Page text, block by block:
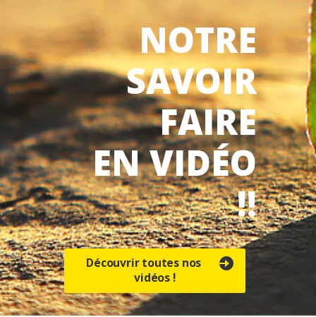
NOTRE
SAVOIR
FAIRE
EN VIDÉO
!!
Découvrir toutes nos
vidéos !